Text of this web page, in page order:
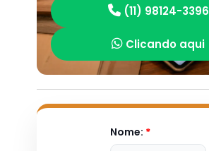
(11) 98124-3396
Clicando aqui
Nome: *